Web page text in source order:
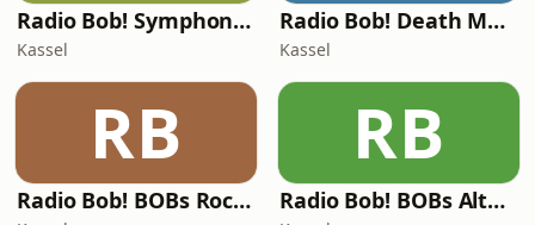
Radio Bob! Symphonic Metal
Kassel
Radio Bob! Death Metal
Kassel
RB
Radio Bob! BOBs Rock Hits
RB
Radio Bob! BOBs Alternative Rock